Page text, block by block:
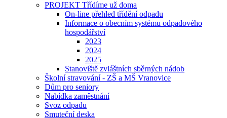
PROJEKT Třídíme už doma
On-line přehled třídění odpadu
Informace o obecním systému odpadového
hospodářství
2023
2024
2025
Stanoviště zvláštních sběrných nádob
Školní stravování - ZŠ a MŠ Vranovice
Dům pro seniory
Nabídka zaměstnání
Svoz odpadu
Smuteční deska